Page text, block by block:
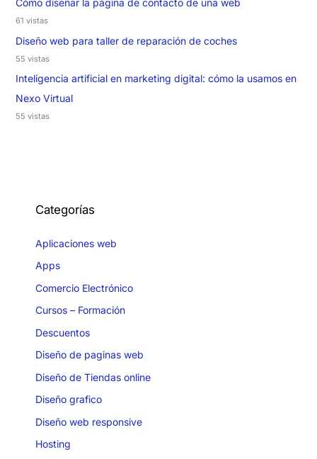
Cómo diseñar la página de contacto de una web
61 vistas
Diseño web para taller de reparación de coches
55 vistas
Inteligencia artificial en marketing digital: cómo la usamos en
Nexo Virtual
55 vistas
Categorías
Aplicaciones web
Apps
Comercio Electrónico
Cursos – Formación
Descuentos
Diseño de paginas web
Diseño de Tiendas online
Diseño grafico
Diseño web responsive
Hosting